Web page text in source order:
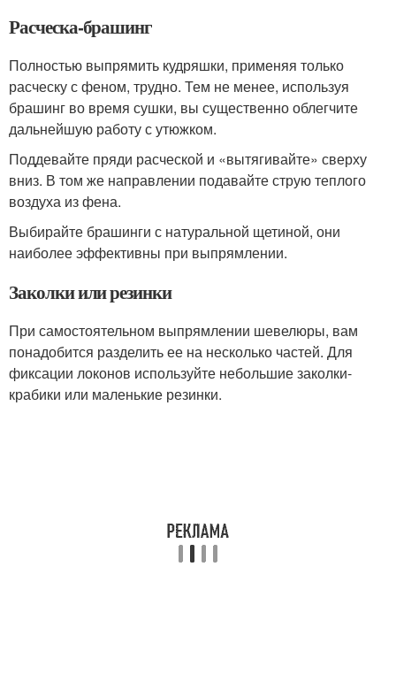
Расческа-брашинг
Полностью выпрямить кудряшки, применяя только
расческу с феном, трудно. Тем не менее, используя
брашинг во время сушки, вы существенно облегчите
дальнейшую работу с утюжком.
Поддевайте пряди расческой и «вытягивайте» сверху
вниз. В том же направлении подавайте струю теплого
воздуха из фена.
Выбирайте брашинги с натуральной щетиной, они
наиболее эффективны при выпрямлении.
Заколки или резинки
При самостоятельном выпрямлении шевелюры, вам
понадобится разделить ее на несколько частей. Для
фиксации локонов используйте небольшие заколки-
крабики или маленькие резинки.